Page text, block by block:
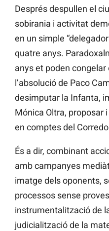
Després despullen el
sobirania i activitat
en un simple
quatre anys.
anys et poden
l’absolució de Paco
desimputar la Infanta,
Mónica Oltra, proposar
en comptes del
És a dir, combinant
amb campanyes
imatge dels oponents,
processos sense
instrumentalització de
judicialització de la